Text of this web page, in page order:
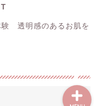
透明感のあるお肌を